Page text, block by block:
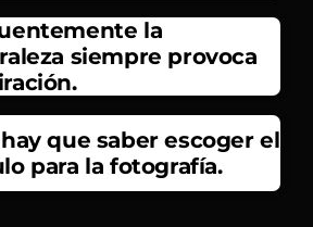
la
siempre provoca
que saber escoger el
para la fotografía.